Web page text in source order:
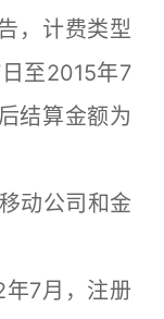
，计费类型
至2015年7
结算金额为
动公司和金
7月，注册